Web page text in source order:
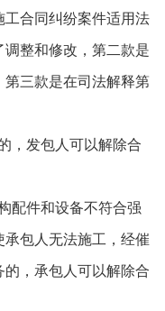
工合同纠纷案件适用法
整和修改，第二款是
三款是在司法解释第
，发包人可以解除合
配件和设备不符合强
包人无法施工，经催
，承包人可以解除合